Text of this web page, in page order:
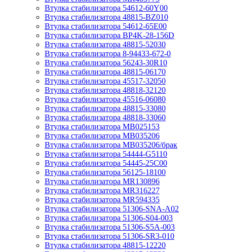
Втулка стабилизатора 54612-60Y00
Втулка стабилизатора 48815-BZ010
Втулка стабилизатора 54612-65Е00
Втулка стабилизатора BP4K-28-156D
Втулка стабилизатора 48815-52030
Втулка стабилизатора 8-94433-672-0
Втулка стабилизатора 56243-30R10
Втулка стабилизатора 48815-06170
Втулка стабилизатора 45517-32050
Втулка стабилизатора 48818-32120
Втулка стабилизатора 45516-06080
Втулка стабилизатора 48815-33080
Втулка стабилизатора 48818-33060
Втулка стабилизатора MB025153
Втулка стабилизатора MB035206
Втулка стабилизатора MB035206/брак
Втулка стабилизатора 54444-G5110
Втулка стабилизатора 54445-25C00
Втулка стабилизатора 56125-18100
Втулка стабилизатора MR130896
Втулка стабилизатора MR316227
Втулка стабилизатора MR594335
Втулка стабилизатора 51306-SNA-A02
Втулка стабилизатора 51306-S04-003
Втулка стабилизатора 51306-S5A-003
Втулка стабилизатора 51306-SR3-010
Втулка стабилизатора 48815-12220